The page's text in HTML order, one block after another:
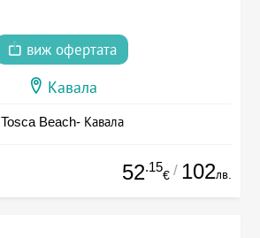
виж офертата
Кавала
Tosca Beach- Кавала
52.15
€ / 102лв.